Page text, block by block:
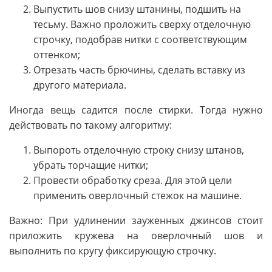
Выпустить шов снизу штанины, подшить на
тесьму. Важно проложить сверху отделочную
строчку, подобрав нитки с соответствующим
оттенком;
Отрезать часть брючины, сделать вставку из
другого материала.
Иногда вещь садится после стирки. Тогда нужно
действовать по такому алгоритму:
Выпороть отделочную строку снизу штанов,
убрать торчащие нитки;
Провести обработку среза. Для этой цели
применить оверлочный стежок на машине.
Важно: При удлинении зауженных джинсов стоит
приложить кружева на оверлочный шов и
выполнить по кругу фиксирующую строчку.